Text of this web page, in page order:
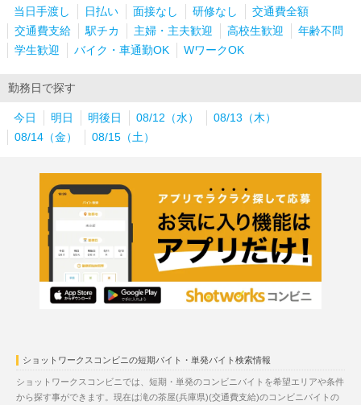
当日手渡し 日払い 面接なし 研修なし
交通費全額
交通費支給
駅チカ 主婦・主夫歓迎 高校生歓迎
年齢不問
学生歓迎
バイク・車通勤OK WワークOK
勤務日で探す
今日 明日 明後日 08/12（水）
08/13（木）
08/14（金）
08/15（土）
ショットワークスコンビニの短期バイト・単発バイト検索情報
ショットワークスコンビニでは、短期・単発のコンビニバイトを希望エリアや条件
から探す事ができます。現在は滝の茶屋(兵庫県)(交通費支給)のコンビニバイトの